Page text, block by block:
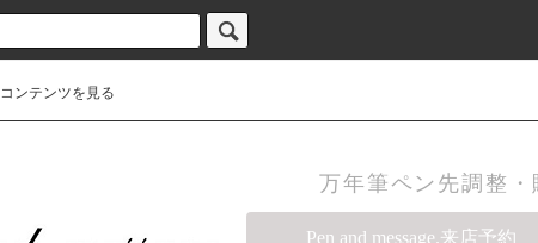
コンテンツを見る
万年筆ペン先調整
Pen and message.来店予約